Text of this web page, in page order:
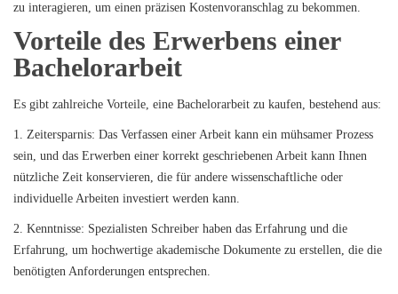
zu interagieren, um einen präzisen Kostenvoranschlag zu bekommen.
Vorteile des Erwerbens einer
Bachelorarbeit
Es gibt zahlreiche Vorteile, eine Bachelorarbeit zu kaufen, bestehend aus:
1. Zeitersparnis: Das Verfassen einer Arbeit kann ein mühsamer Prozess
sein, und das Erwerben einer korrekt geschriebenen Arbeit kann Ihnen
nützliche Zeit konservieren, die für andere wissenschaftliche oder
individuelle Arbeiten investiert werden kann.
2. Kenntnisse: Spezialisten Schreiber haben das Erfahrung und die
Erfahrung, um hochwertige akademische Dokumente zu erstellen, die die
benötigten Anforderungen entsprechen.